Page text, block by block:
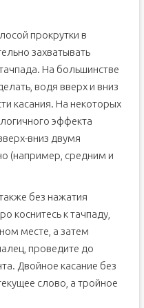
прокрутки в
захватывать
На большинстве
водя вверх и вниз
касания. На некоторых
эффекта
вниз двумя
(например, средним и
без нажатия
коснитесь к тачпаду,
месте, а затем
проведите до
Двойное касание без
слово, а тройное